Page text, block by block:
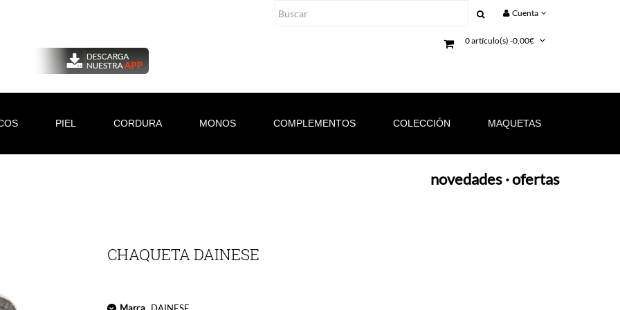
Cuenta
0 artículo(s) -0,00€
PIEL CORDURA MONOS COMPLEMENTOS COLECCIÓN MAQUETAS
novedades·ofertas
CHAQUETA DAINESE